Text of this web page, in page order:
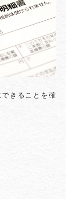
きることを確